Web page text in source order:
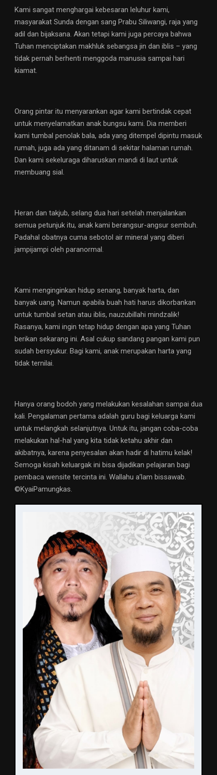
Kami sangat menghargai kebesaran leluhur kami,
masyarakat Sunda dengan sang Prabu Siliwangi, raja yang
adil dan bijaksana. Akan tetapi kami juga percaya bahwa
Tuhan menciptakan makhluk sebangsa jin dan iblis – yang
tidak pernah berhenti menggoda manusia sampai hari
kiamat.
Orang pintar itu menyarankan agar kami bertindak cepat
untuk menyelamatkan anak bungsu kami. Dia memberi
kami tumbal penolak bala, ada yang ditempel dipintu masuk
rumah, juga ada yang ditanam di sekitar halaman rumah.
Dan kami sekeluraga diharuskan mandi di laut untuk
membuang sial.
Heran dan takjub, selang dua hari setelah menjalankan
semua petunjuk itu, anak kami berangsur-angsur sembuh.
Padahal obatnya cuma sebotol air mineral yang diberi
jampijampi oleh paranormal.
Kami menginginkan hidup senang, banyak harta, dan
banyak uang. Namun apabila buah hati harus dikorbankan
untuk tumbal setan atau iblis, nauzubillahi mindzalik!
Rasanya, kami ingin tetap hidup dengan apa yang Tuhan
berikan sekarang ini. Asal cukup sandang pangan kami pun
sudah bersyukur. Bagi kami, anak merupakan harta yang
tidak ternilai.
Hanya orang bodoh yang melakukan kesalahan sampai dua
kali. Pengalaman pertama adalah guru bagi keluarga kami
untuk melangkah selanjutnya. Untuk itu, jangan coba-coba
melakukan hal-hal yang kita tidak ketahu akhir dan
akibatnya, karena penyesalan akan hadir di hatimu kelak!
Semoga kisah keluargak ini bisa dijadikan pelajaran bagi
pembaca wensite tercinta ini. Wallahu a’lam bissawab.
©️KyaiPamungkas.